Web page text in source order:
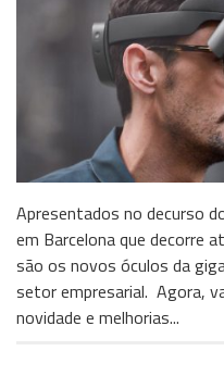
Apresentados no decurso
em Barcelona que decorre
são os novos óculos da
setor empresarial. Agora,
novidade e melhorias...